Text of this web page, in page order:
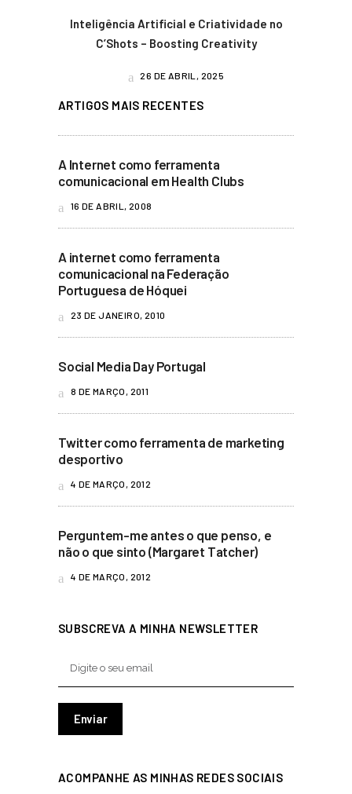
Inteligência Artificial e Criatividade no
C’Shots – Boosting Creativity
26 DE ABRIL, 2025
ARTIGOS MAIS RECENTES
A Internet como ferramenta
comunicacional em Health Clubs
16 DE ABRIL, 2008
A internet como ferramenta
comunicacional na Federação
Portuguesa de Hóquei
23 DE JANEIRO, 2010
Social Media Day Portugal
8 DE MARÇO, 2011
Twitter como ferramenta de marketing
desportivo
4 DE MARÇO, 2012
Perguntem-me antes o que penso, e
não o que sinto (Margaret Tatcher)
4 DE MARÇO, 2012
SUBSCREVA A MINHA NEWSLETTER
ACOMPANHE AS MINHAS REDES SOCIAIS